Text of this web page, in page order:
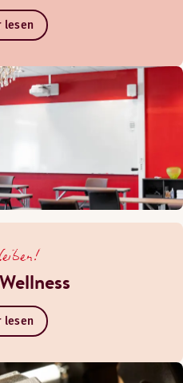
lesen
lesen